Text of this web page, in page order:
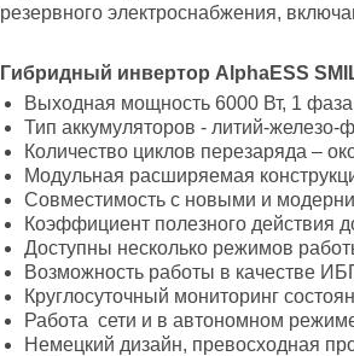
резервного электроснабжения,
Гибридный инвертор AlphaESS
Выходная мощность 6000 Вт, 1
Тип аккумуляторов - литий-
Количество циклов перезаряда –
Модульная расширяемая
Совместимость с новыми и
Коэффициент полезного действия
Доступны несколько режимов
Возможность работы в качестве
Круглосуточный мониторинг
Работа сети и в автономном
Немецкий дизайн, превосходная